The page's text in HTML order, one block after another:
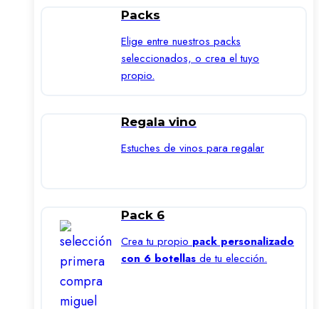
Packs
Elige entre nuestros packs
seleccionados, o crea el tuyo
propio.
Regala vino
Estuches de vinos para regalar
Pack 6
Crea tu propio pack personalizado
con 6 botellas de tu elección.